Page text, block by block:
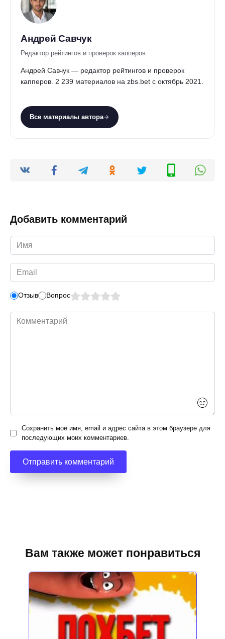
Андрей Савчук
Редактор рейтингов и проверок капперов
Андрей Савчук — редактор рейтингов и проверок
капперов. 2 239 материалов на zbs.bet с октябрь 2021.
Все материалы автора
Добавить комментарий
Имя
*
Email
*
Отзыв Вопрос
Комментарий
Сохранить моё имя, email и адрес сайта в этом браузере для
последующих моих комментариев.
Вам также может понравиться